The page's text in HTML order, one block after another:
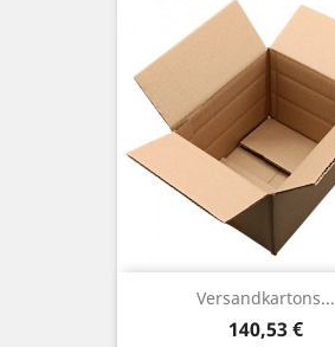
Versandkartons...
Preis
140,53 €